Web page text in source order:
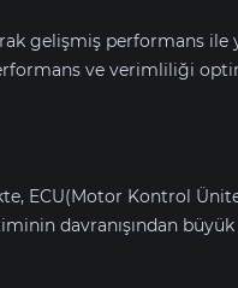
gelişmiş performans ile
ve verimliliği
ECU(Motor Kontrol
davranışından